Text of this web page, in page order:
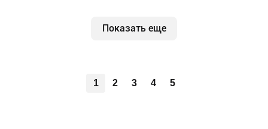
Показать еще
1 2 3 4 5